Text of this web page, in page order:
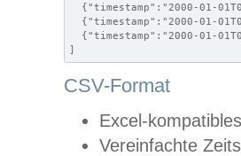
{"timestamp":"2000-01-
{"timestamp":"2000-01-
{"timestamp":"2000-01-
]
CSV-Format
Excel-
Vereinfachte